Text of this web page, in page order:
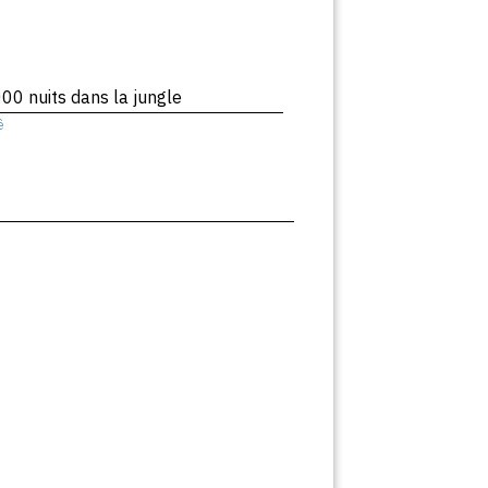
nuits dans la jungle